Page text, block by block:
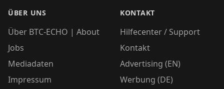
ÜBER UNS
Über BTC-ECHO | About
Jobs
Mediadaten
Impressum
KONTAKT
Hilfecenter / Support
Kontakt
Advertising (EN)
Werbung (DE)